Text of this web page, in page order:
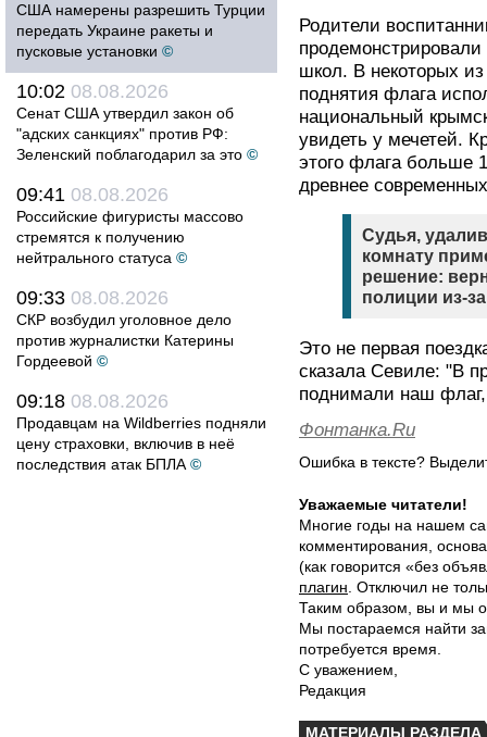
США намерены разрешить Турции
передать Украине ракеты и
пусковые установки ©
10:02 08.08.2026
Сенат США утвердил закон об
"адских санкциях" против РФ:
Зеленский поблагодарил за это ©
09:41 08.08.2026
Российские фигуристы массово
стремятся к получению
нейтрального статуса ©
09:33 08.08.2026
СКР возбудил уголовное дело
против журналистки Катерины
Гордеевой ©
09:18 08.08.2026
Продавцам на Wildberries подняли
цену страховки, включив в неё
последствия атак БПЛА ©
Родители
школ. В некоторых
поднятия флага
национальный
увидеть у мечетей.
этого флага больше
древнее
Судья,
комнату
решение:
полиции из-
Это не первая
сказала Севиле: "В
поднимали наш флаг,
Фонтанка.Ru
Ошибка в тексте?
Уважаемые читатели!
Многие годы на нашем
комментирования,
(как говорится «без
плагин . Отключил не
Таким образом, вы и мы
Мы постараемся найти
потребуется время.
С уважением,
Редакция
МАТЕРИАЛЫ РАЗДЕЛА